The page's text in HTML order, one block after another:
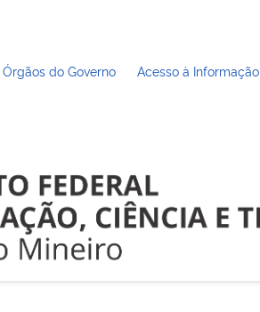
Órgãos do Governo Acesso à Informação